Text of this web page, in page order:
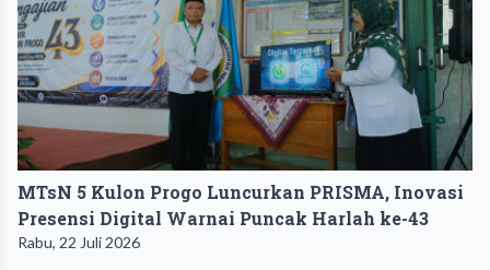
MTsN 5 Kulon Progo Luncurkan PRISMA, Inovasi
Presensi Digital Warnai Puncak Harlah ke-43
Rabu, 22 Juli 2026